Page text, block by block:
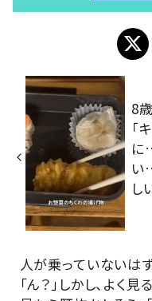
8
「
に
い
し
人が乗っていないは
「ん？」しかし、よく